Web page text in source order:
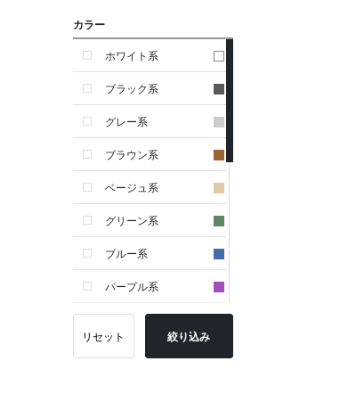
カラー
ホワイト系
ブラック系
グレー系
ブラウン系
ベージュ系
グリーン系
ブルー系
パープル系
イエロー系
リセット 絞り込み